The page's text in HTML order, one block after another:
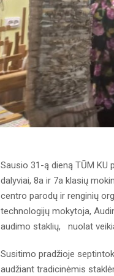
Sausio 31-ą dieną TŪM KU
dalyviai, 8a ir 7a klasių
centro parodų ir renginių
technologijų mokytoja,
audimo staklių, nuolat
Susitimo pradžioje
audžiant tradicinėmis